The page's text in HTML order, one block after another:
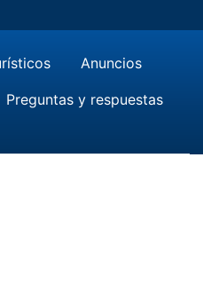
Anuncios
Preguntas y respuestas